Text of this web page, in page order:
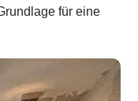
für eine